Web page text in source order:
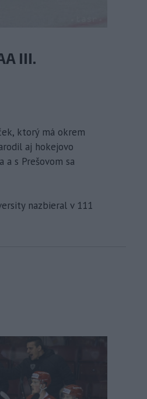
III.
ktorý má okrem
aj hokejovo
a s Prešovom sa
nazbieral v 111